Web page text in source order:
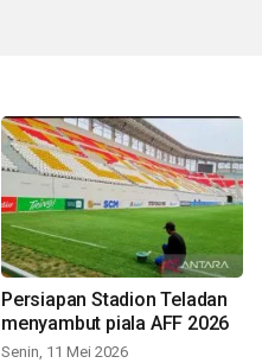
Persiapan Stadion Teladan
menyambut piala AFF 2026
Senin, 11 Mei 2026